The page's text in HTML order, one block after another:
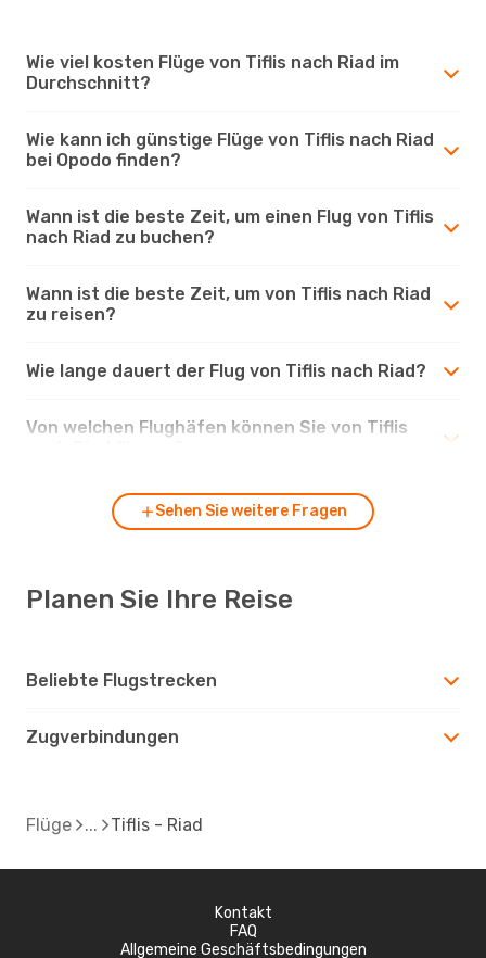
Wie viel kosten Flüge von Tiflis nach Riad im
Durchschnitt?
Wie kann ich günstige Flüge von Tiflis nach Riad
bei Opodo finden?
Wann ist die beste Zeit, um einen Flug von Tiflis
nach Riad zu buchen?
Wann ist die beste Zeit, um von Tiflis nach Riad
zu reisen?
Wie lange dauert der Flug von Tiflis nach Riad?
Von welchen Flughäfen können Sie von Tiflis
Sehen Sie weitere Fragen
Planen Sie Ihre Reise
Beliebte Flugstrecken
Zugverbindungen
Flüge Tiflis - Riad
Kontakt
FAQ
Allgemeine Geschäftsbedingungen